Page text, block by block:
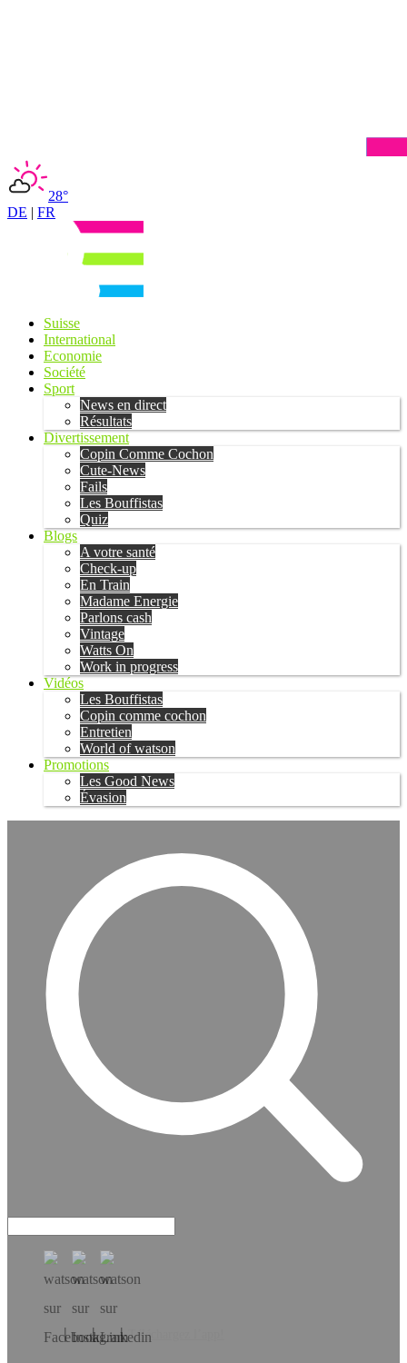
28°
DE | FR
Suisse
International
Economie
Société
Sport
News en direct
Résultats
Divertissement
Copin Comme Cochon
Cute-News
Fails
Les Bouffistas
Quiz
Blogs
A votre santé
Check-up
En Train
Madame Energie
Parlons cash
Vintage
Watts On
Work in progress
Vidéos
Les Bouffistas
Copin comme cochon
Entretien
World of watson
Promotions
Les Good News
Évasion
Téléchargez l’app!